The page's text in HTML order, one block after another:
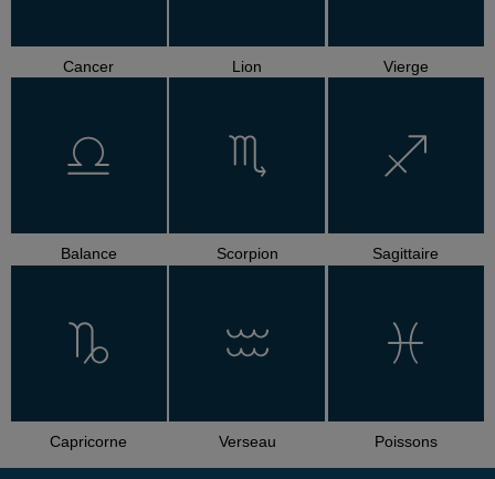
Cancer Lion Vierge
Balance Scorpion Sagittaire
Capricorne Verseau Poissons